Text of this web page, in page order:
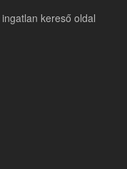
kereső oldal